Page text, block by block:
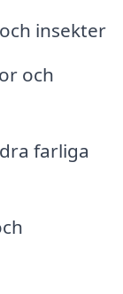
insekter
och
farliga